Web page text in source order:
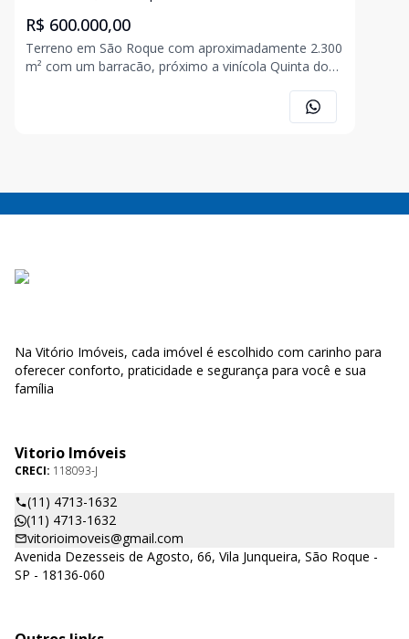
R$ 600.000,00
Terreno em São Roque com aproximadamente 2.300
m² com um barracão, próximo a vinícola Quinta do
Na Vitório Imóveis, cada imóvel é escolhido com carinho para
oferecer conforto, praticidade e segurança para você e sua
família
Vitorio Imóveis
CRECI: 118093-J
(11) 4713-1632
(11) 4713-1632
vitorioimoveis@gmail.com
Avenida Dezesseis de Agosto, 66, Vila Junqueira, São Roque -
SP - 18136-060